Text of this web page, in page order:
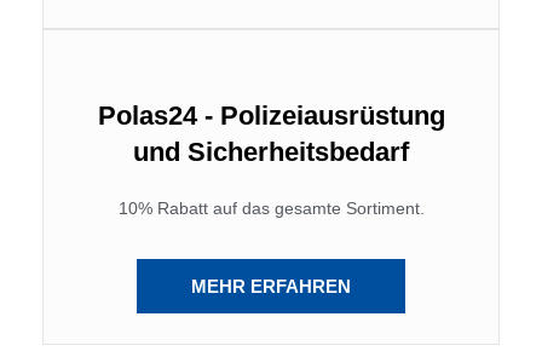
Polas24 - Polizeiausrüstung
und Sicherheitsbedarf
10% Rabatt auf das gesamte Sortiment.
MEHR ERFAHREN